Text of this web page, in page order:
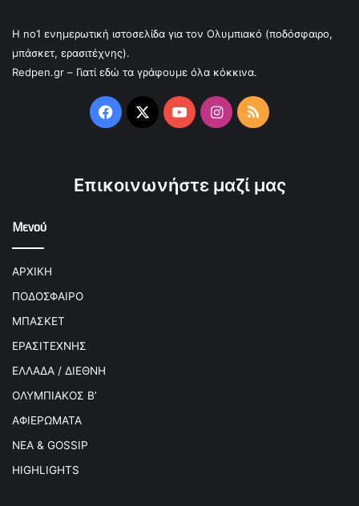
Η no1 ενημερωτική ιστοσελίδα για τον Ολυμπιακό (ποδόσφαιρο,
μπάσκετ, ερασιτέχνης).
Redpen.gr – Γιατί εδώ τα γράφουμε όλα κόκκινα.
Facebook
X YouTubeInstagram
RSS
Επικοινωνήστε μαζί μας
Μενού
ΑΡΧΙΚΗ
ΠΟΔΟΣΦΑΙΡΟ
ΜΠΑΣΚΕΤ
ΕΡΑΣΙΤΕΧΝΗΣ
ΕΛΛΑΔΑ / ΔΙΕΘΝΗ
ΟΛΥΜΠΙΑΚΟΣ Β’
ΑΦΙΕΡΩΜΑΤΑ
ΝΕΑ & GOSSIP
HIGHLIGHTS